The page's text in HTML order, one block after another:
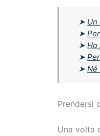
➤ Un
➤
➤Ho
➤
➤Né
Prendersi
Una volta